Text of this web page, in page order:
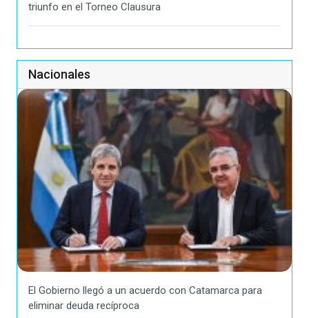
triunfo en el Torneo Clausura
Nacionales
El Gobierno llegó a un acuerdo con Catamarca para
eliminar deuda recíproca